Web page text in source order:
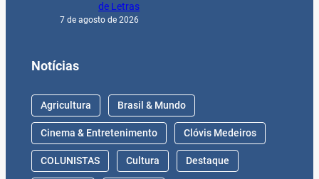
de Letras
7 de agosto de 2026
Notícias
Agricultura Brasil & Mundo
Cinema & Entretenimento Clóvis Medeiros
COLUNISTAS Cultura Destaque